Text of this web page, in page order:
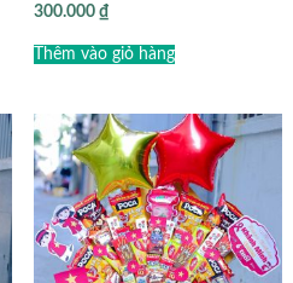
300.000 ₫
Thêm vào giỏ hàng